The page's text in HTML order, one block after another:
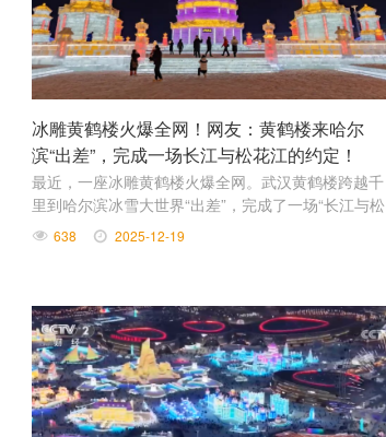
冰雕黄鹤楼火爆全网！网友：黄鹤楼来哈尔
滨“出差”，完成一场长江与松花江的约定！
最近，一座冰雕黄鹤楼火爆全网。武汉黄鹤楼跨越千
里到哈尔滨冰雪大世界“出差”，完成了一场“长江与松
花江的约定”。
638 2025-12-19